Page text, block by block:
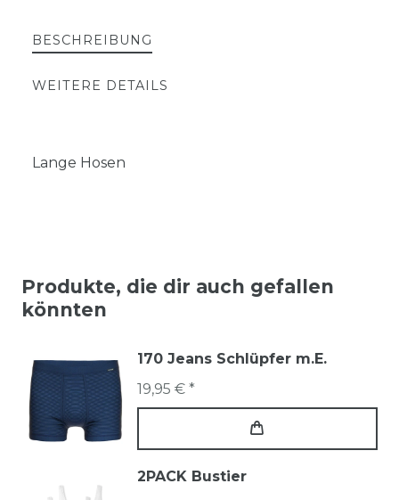
BESCHREIBUNG
WEITERE DETAILS
Lange Hosen
Produkte, die dir auch gefallen
könnten
170 Jeans Schlüpfer m.E.
19,95 € *
2PACK Bustier